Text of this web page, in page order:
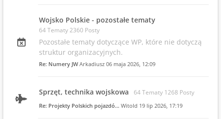
Wojsko Polskie - pozostałe tematy
64 Tematy 2360 Posty
Pozostałe tematy dotyczące WP, które nie dotyczą
struktur organizacyjnych.
Re: Numery JW Arkadiusz 06 maja 2026, 12:09
Sprzęt, technika wojskowa 64 Tematy 1268 Posty
Re: Projekty Polskich pojazdó… Witold 19 lip 2026, 17:19